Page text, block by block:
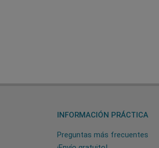
INFORMACIÓN PRÁCTICA
Preguntas más frecuentes